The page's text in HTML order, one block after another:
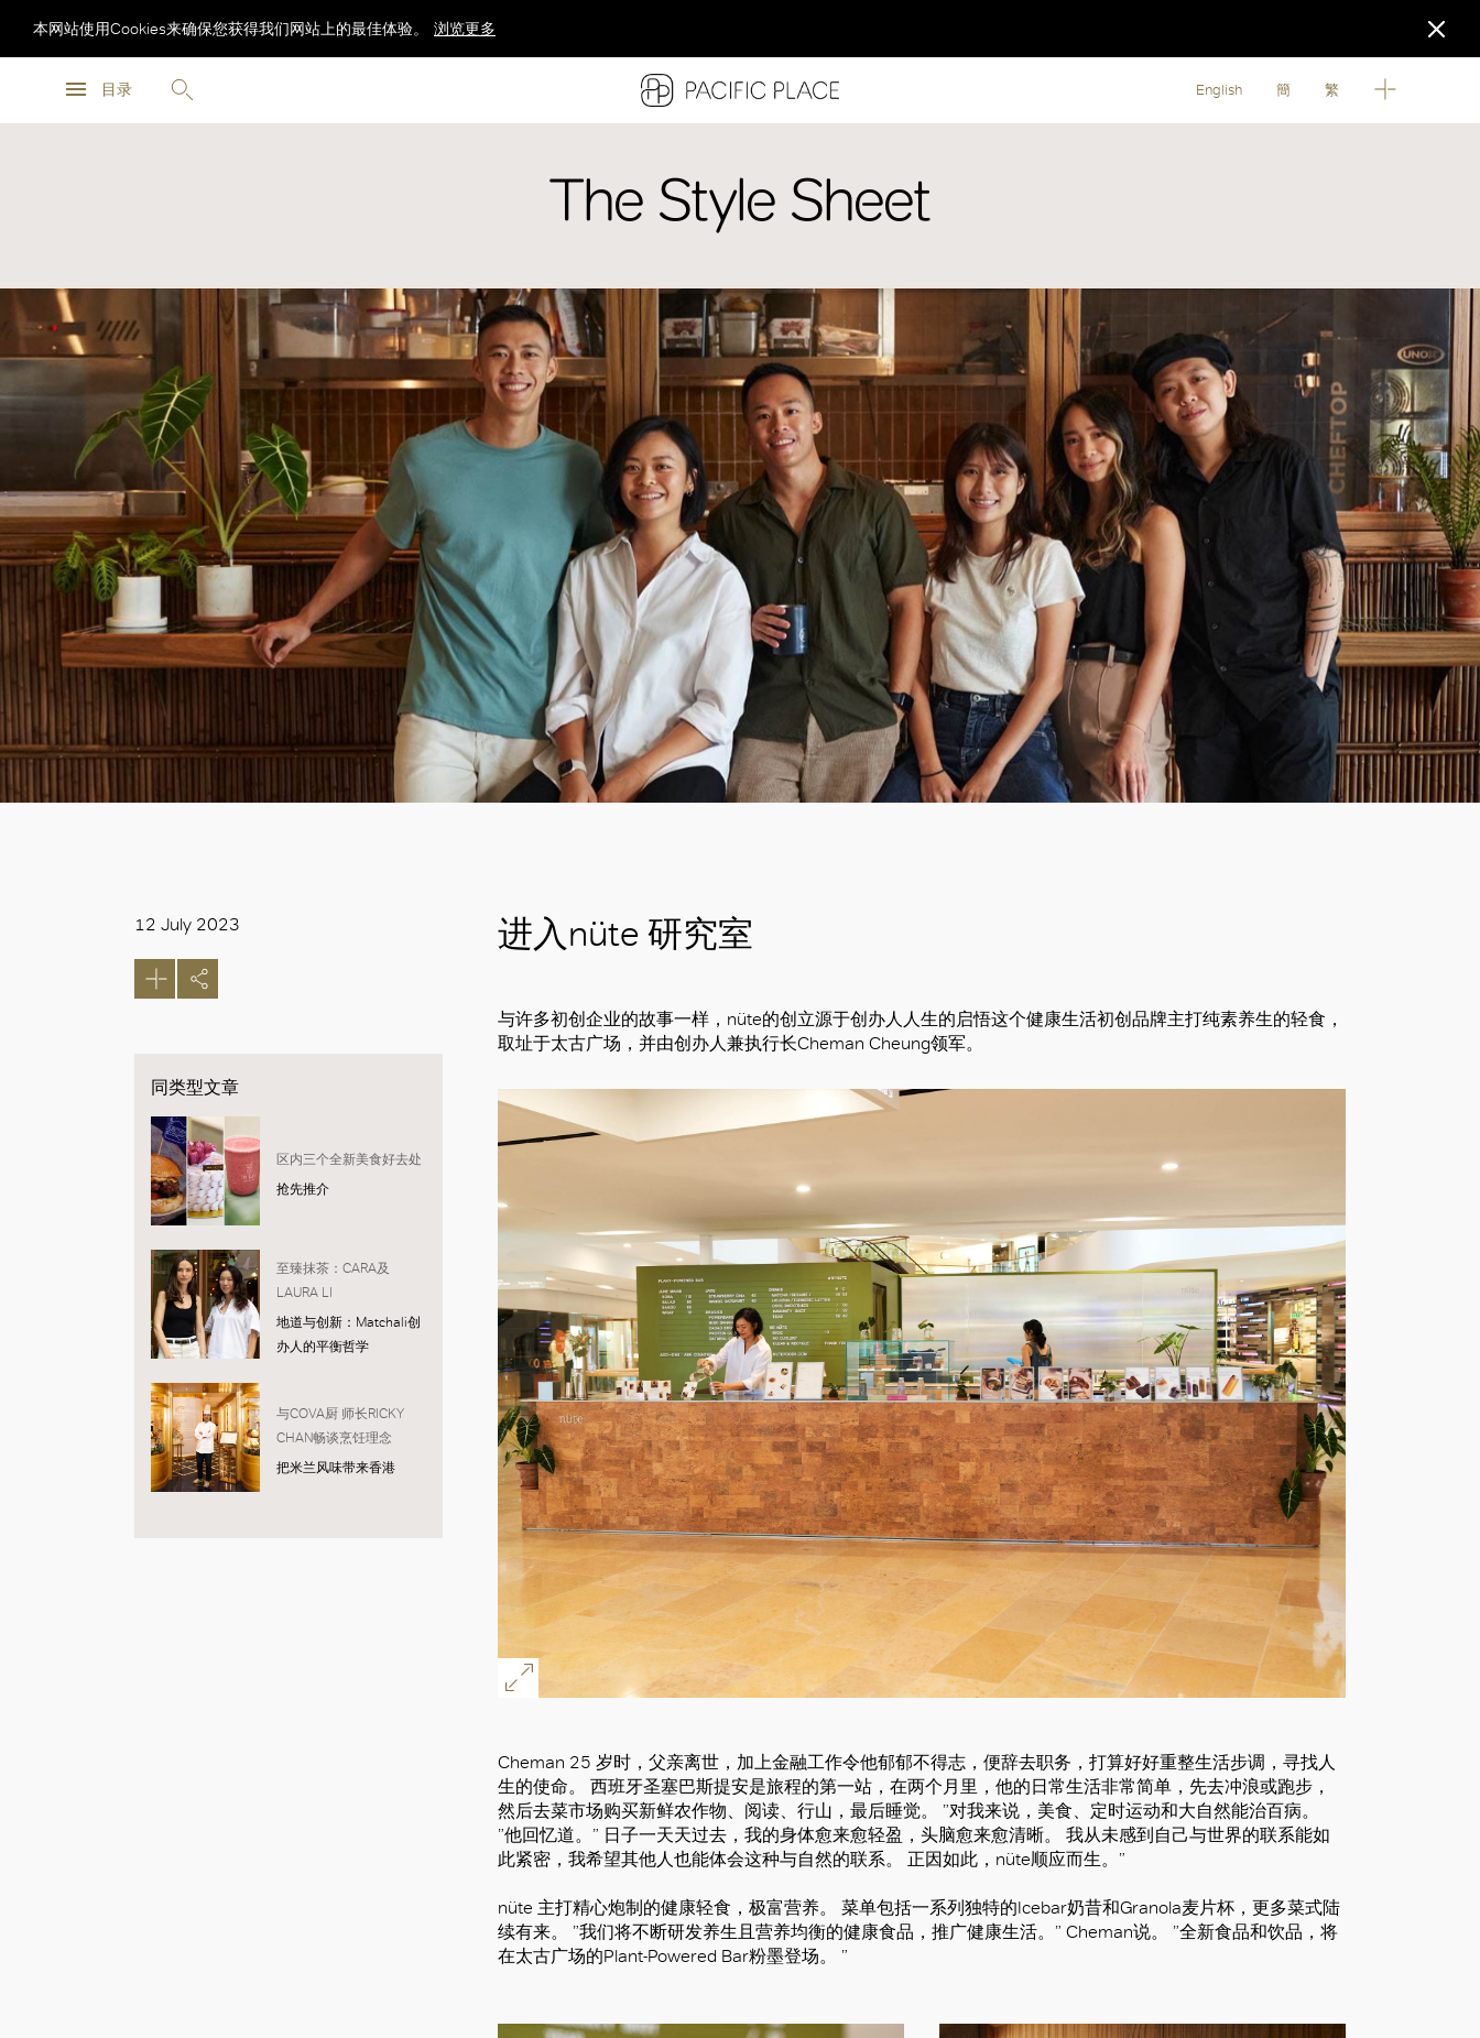
目录
本网站使用Cookies来确保您获得我们网站上的最佳体验。 浏览更多
English 簡 繁
The Style Sheet
12 July 2023
同类型文章
区内三个全新美食好去处
抢先推介
至臻抹茶：CARA及
LAURA LI
地道与创新：Matchali创
办人的平衡哲学
与COVA厨 师长RICKY
CHAN畅谈烹饪理念
把米兰风味带来香港
进入nüte 研究室
与许多初创企业的故事一样，nüte的创立源于创办人人生的启悟这个健康生活初创品牌主打纯素养生的轻食，
取址于太古广场，并由创办人兼执行长Cheman Cheung领军。
Cheman 25 岁时，父亲离世，加上金融工作令他郁郁不得志，便辞去职务，打算好好重整生活步调，寻找人
生的使命。 西班牙圣塞巴斯提安是旅程的第一站，在两个月里，他的日常生活非常简单，先去冲浪或跑步，
然后去菜市场购买新鲜农作物、阅读、行山，最后睡觉。 ”对我来说，美食、定时运动和大自然能治百病。
”他回忆道。” 日子一天天过去，我的身体愈来愈轻盈，头脑愈来愈清晰。 我从未感到自己与世界的联系能如
此紧密，我希望其他人也能体会这种与自然的联系。 正因如此，nüte顺应而生。”
nüte 主打精心炮制的健康轻食，极富营养。 菜单包括一系列独特的Icebar奶昔和Granola麦片杯，更多菜式陆
续有来。 ”我们将不断研发养生且营养均衡的健康食品，推广健康生活。” Cheman说。 ”全新食品和饮品，将
在太古广场的Plant-Powered Bar粉墨登场。 ”